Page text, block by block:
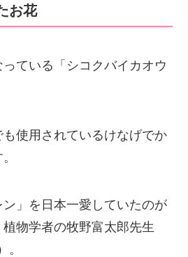
お花
ている「シコクバイカオウ
使用されているけなげでか
」を日本一愛していたのが
物学者の牧野富太郎先生
。